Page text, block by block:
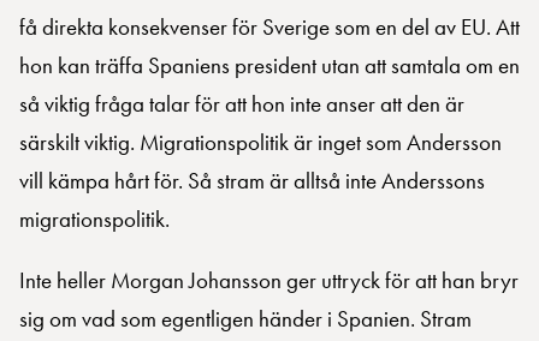
få direkta konsekvenser för Sverige som en del av EU. Att
hon kan träffa Spaniens president utan att samtala om en
så viktig fråga talar för att hon inte anser att den är
särskilt viktig. Migrationspolitik är inget som Andersson
vill kämpa hårt för. Så stram är alltså inte Anderssons
migrationspolitik.
Inte heller Morgan Johansson ger uttryck för att han bryr
sig om vad som egentligen händer i Spanien. Stram